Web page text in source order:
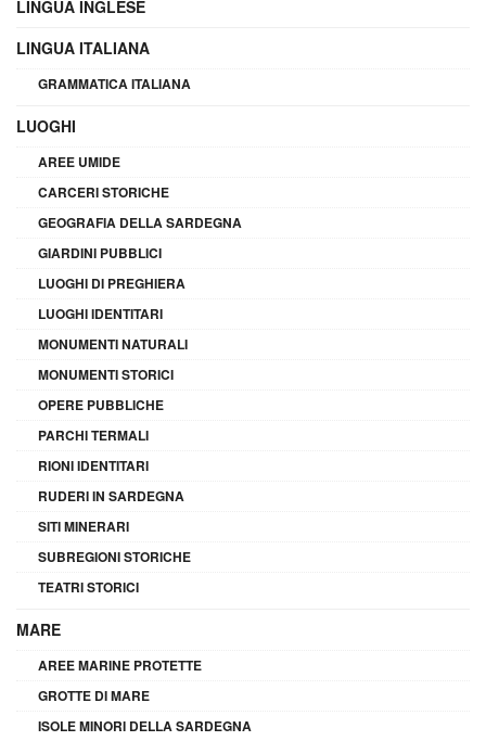
LINGUA INGLESE
LINGUA ITALIANA
GRAMMATICA ITALIANA
LUOGHI
AREE UMIDE
CARCERI STORICHE
GEOGRAFIA DELLA SARDEGNA
GIARDINI PUBBLICI
LUOGHI DI PREGHIERA
LUOGHI IDENTITARI
MONUMENTI NATURALI
MONUMENTI STORICI
OPERE PUBBLICHE
PARCHI TERMALI
RIONI IDENTITARI
RUDERI IN SARDEGNA
SITI MINERARI
SUBREGIONI STORICHE
TEATRI STORICI
MARE
AREE MARINE PROTETTE
GROTTE DI MARE
ISOLE MINORI DELLA SARDEGNA